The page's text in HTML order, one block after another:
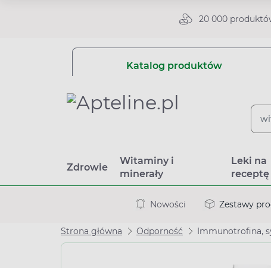
20 000
Katalog produktów
Zdrowie
Witaminy i
minerały
Leki na
receptę
Nowości Zestawy
Strona główna Odporność Immunotrofina,